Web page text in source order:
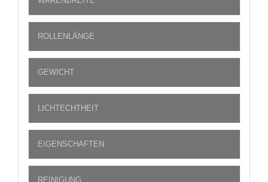
ROLLENLÄNGE
GEWICHT
LICHTECHTHEIT
EIGENSCHAFTEN
REINIGUNG